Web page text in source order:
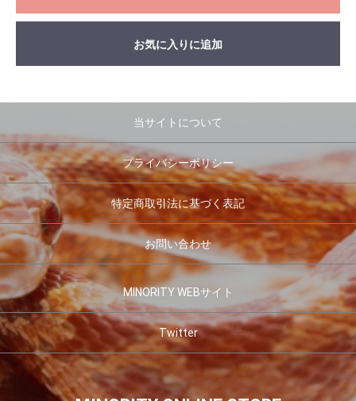
お気に入りに追加
当サイトについて
プライバシーポリシー
特定商取引法に基づく表記
お問い合わせ
MINORITY WEBサイト
Twitter